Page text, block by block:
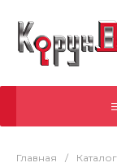
Главная /